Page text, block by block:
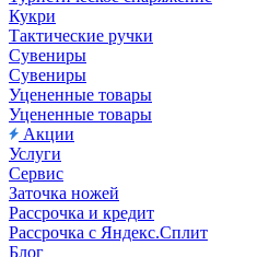
Кукри
Тактические ручки
Сувениры
Сувениры
Уцененные товары
Уцененные товары
Акции
Услуги
Сервис
Заточка ножей
Рассрочка и кредит
Рассрочка с Яндекс.Сплит
Блог